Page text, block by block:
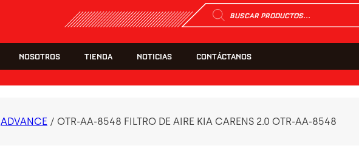
Búsqueda
de
productos
NOSOTROS TIENDA NOTICIAS CONTÁCTANOS
ADVANCE / OTR-AA-8548 FILTRO DE AIRE KIA CARENS 2.0 OTR-AA-8548